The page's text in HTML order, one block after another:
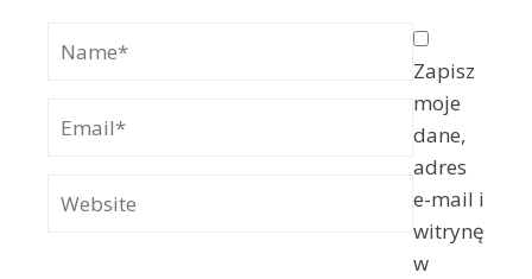
Zapisz
moje
dane,
adres
e-mail i
witrynę
w